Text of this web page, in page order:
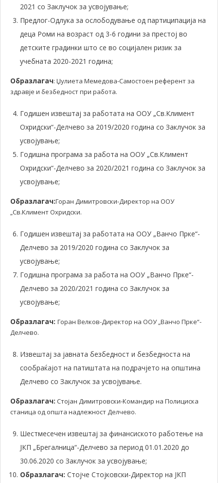
2021 со Заклучок за усвојување;
Предлог-Одлука за ослободување од партиципација на
деца Роми на возраст од 3-6 години за престој во
детските градинки што се во социјален ризик за
учебната 2020-2021 година;
Образлагач: Џулиета Мемедова-Самостоен референт за
здравје и безбедност при работа.
Годишен извештај за работата на ООУ „Св.Климент
Охридски“-Делчево за 2019/2020 година со Заклучок за
усвојување;
Годишна програма за работа на ООУ „Св.Климент
Охридски“-Делчево за 2020/2021 година со Заклучок за
усвојување;
Образлагач:Горан Димитровски-Директор на ООУ
„Св.Климент Охридски.
Годишен извештај за работата на ООУ „Ванчо Прке“-
Делчево за 2019/2020 година со Заклучок за
усвојување;
Годишна програма за работа на ООУ „Ванчо Прке“-
Делчево за 2020/2021 година со Заклучок за
усвојување;
Образлагач: Горан Велков-Директор на ООУ „Ванчо Прке“-
Делчево.
Извештај за јавната безбедност и безбедноста на
сообраќајот на патиштата на подрачјето на општина
Делчево со Заклучок за усвојување.
Образлагач: Стојан Димитровски-Командир на Полициска
станица од општа надлежност Делчево.
Шестмесечен извештај за финансиското работење на
ЈКП „Брегалница“-Делчево за период 01.01.2020 до
30.06.2020 со Заклучок за усвојување;
Образлагач: Стојче Стојковски-Директор на ЈКП